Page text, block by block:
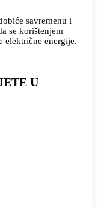
savremenu i
se korištenjem
električne energije.
U